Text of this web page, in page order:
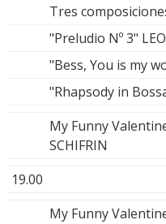
Tres
"Preludio Nº 3"
"Bess, You is my
"Rhapsody in
My Funny
SCHIFRIN
19.00
My Funny